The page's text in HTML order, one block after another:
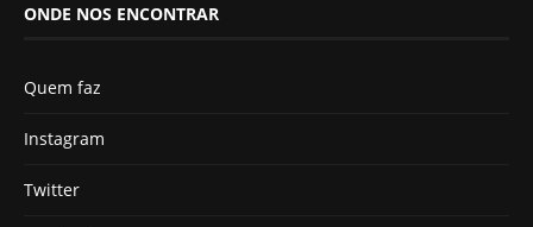
ONDE NOS ENCONTRAR
Quem faz
Instagram
Twitter